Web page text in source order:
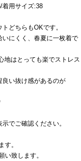
着用サイズ:38
どちらもOKです。
にくく、春夏に一枚着で
地はとっても楽でストレス
い抜け感があるのが
でご確認ください。
す。
い致します。